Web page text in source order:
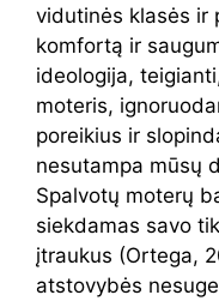
vidutinės klasės ir
komfortą ir
ideologija,
moteris,
poreikius ir
nesutampa mūsų
Spalvotų moterų
siekdamas savo
įtraukus (Ortega,
atstovybės